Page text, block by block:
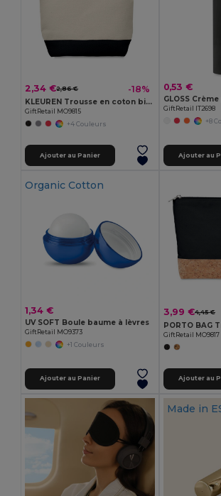
2,34 €2,86 € -18%
KLEUREN Trousse en coton bicolore
GiftRetail MO9815
+4 Couleurs
Ajouter au Panier
0,53 €
GLOSS
GiftRetail IT2698
+8
Ajouter au
Organic Cotton
1,34 €
UV SOFT Boule baume à lèvres
GiftRetail MO9373
+1 Couleurs
Ajouter au Panier
3,99 €4,45 €
GiftRetail MO9817
Ajouter au
Made in